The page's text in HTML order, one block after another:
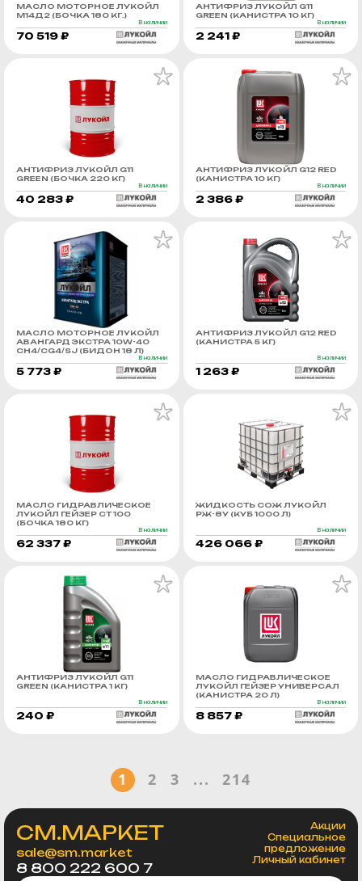
МАСЛО МОТОРНОЕ ЛУКОЙЛ
М14Д2 (БОЧКА 180 КГ.)
В наличии
70 519 ₽
АНТИФРИЗ ЛУКОЙЛ G11
GREEN (КАНИСТРА 10 КГ)
В наличии
2 241 ₽
АНТИФРИЗ ЛУКОЙЛ G11
GREEN (БОЧКА 220 КГ)
В наличии
40 283 ₽
АНТИФРИЗ ЛУКОЙЛ G12 RED
(КАНИСТРА 10 КГ)
В наличии
2 386 ₽
МАСЛО МОТОРНОЕ ЛУКОЙЛ
АВАНГАРД ЭКСТРА 10W-40
CH4/CG4/SJ (БИДОН 18 Л)
В наличии
5 773 ₽
АНТИФРИЗ ЛУКОЙЛ G12 RED
(КАНИСТРА 5 КГ)
В наличии
1 263 ₽
МАСЛО ГИДРАВЛИЧЕСКОЕ
ЛУКОЙЛ ГЕЙЗЕР СТ 100
(БОЧКА 180 КГ)
В наличии
62 337 ₽
ЖИДКОСТЬ СОЖ ЛУКОЙЛ
РЖ-8У (КУБ 1000 Л)
В наличии
426 066 ₽
АНТИФРИЗ ЛУКОЙЛ G11
GREEN (КАНИСТРА 1 КГ)
В наличии
240 ₽
МАСЛО ГИДРАВЛИЧЕСКОЕ
ЛУКОЙЛ ГЕЙЗЕР УНИВЕРСАЛ
(КАНИСТРА 20 Л)
В наличии
8 857 ₽
1 2 3 ... 214
СМ.МАРКЕТ
sale@sm.market
8 800 222 600 7
Акции
Специальное
предложение
Личный кабинет